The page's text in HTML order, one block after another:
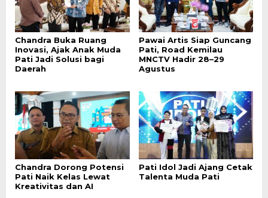
Chandra Buka Ruang
Inovasi, Ajak Anak Muda
Pati Jadi Solusi bagi
Daerah
Pawai Artis Siap Guncang
Pati, Road Kemilau
MNCTV Hadir 28–29
Agustus
Chandra Dorong Potensi
Pati Naik Kelas Lewat
Kreativitas dan AI
Pati Idol Jadi Ajang Cetak
Talenta Muda Pati